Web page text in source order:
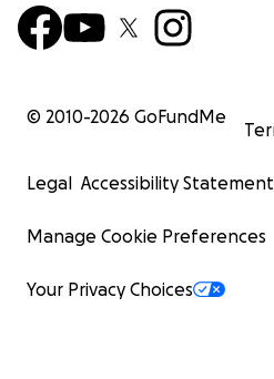
© 2010-2026 GoFundMe
Legal Accessibility Statement
Manage Cookie Preferences
Your Privacy Choices